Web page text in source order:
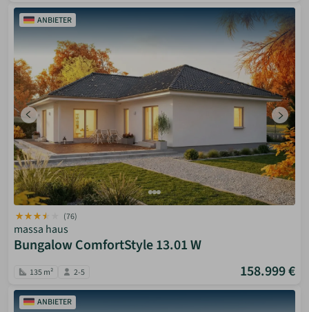
ANBIETER
(76)
massa haus
Bungalow ComfortStyle 13.01 W
135 m² 2-5 158.999 €
ANBIETER